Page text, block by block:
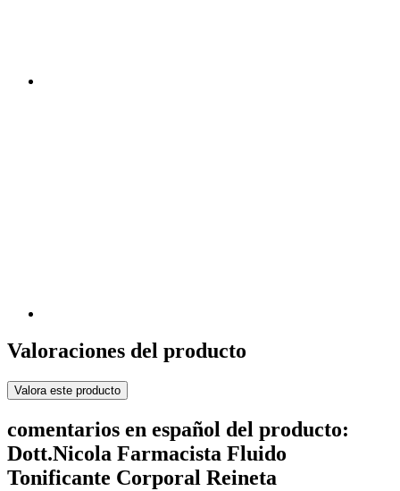
Valoraciones del producto
Valora este producto
comentarios en español del producto:
Dott.Nicola Farmacista Fluido
Tonificante Corporal Reineta